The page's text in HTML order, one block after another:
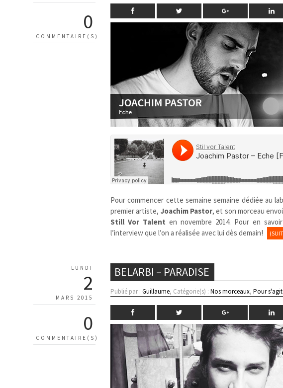
0
COMMENTAIRE(S)
Pour commencer cette semaine semaine dédiée au
premier artiste, Joachim Pastor, et son morceau
Still Vor Talent en novembre 2014. Pour en
l’interview que l’on a réalisée avec lui dès demain!
LUNDI
2
MARS 2015
0
COMMENTAIRE(S)
BELARBI – PARADISE
Publié par :Guillaume, Catégorie(s) :Nos morceaux,Pour